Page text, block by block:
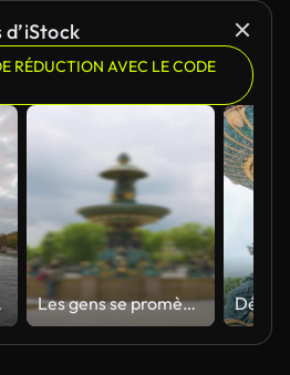
RÉDUCTION AVEC LE CODE
lapse Les gens se promènent et prennent des photos sur la place de la Concorde avec la fontaine Fontaine des Mers dans le centre de Paris. Flou. France.